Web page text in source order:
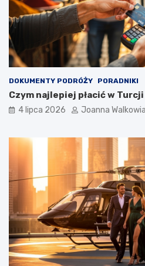
DOKUMENTY PODRÓŻY PORADNIKI
Czym najlepiej płacić w
4 lipca 2026 Joanna